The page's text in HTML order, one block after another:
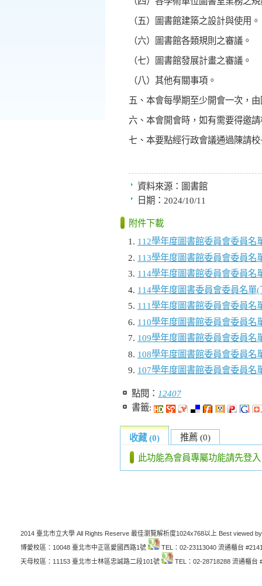
（五）圖書館建築之設計與使用。
（六）圖書館各類規則之審議。
（七）圖書館發展計畫之審議。
（八）其他有關事項。
五、本會每學期至少開會一次，
六、本會開會時，如有需要得邀
七、本要點經行政會議通過陳請
資料來源： 圖書館
日期： 2024/10/11
附件下載
112學年度圖書館委員會委員名
113學年度圖書館委員會委員名
114學年度圖書館委員會委員名
114學年度圖書委員會委員名單
111學年度圖書館委員會委員名
110學年度圖書館委員會委員名
109學年度圖書館委員會委員名
108學年度圖書館委員會委員名
107學年度圖書館委員會委員名
點閱： 12407
書籤:
收藏 (0) 推薦 (0)
此功能為會員專屬功能請先登入
2014 臺北市立大學 All Rights Reserve 最佳瀏覽解析度1024x768以上 Best viewed
博愛校區：10048 臺北市中正區愛國西路1號
TEL：02-23113040 流通櫃台
天母校區：11153 臺北市士林區忠誠路二段101號
TEL：02-28718288 流通櫃台